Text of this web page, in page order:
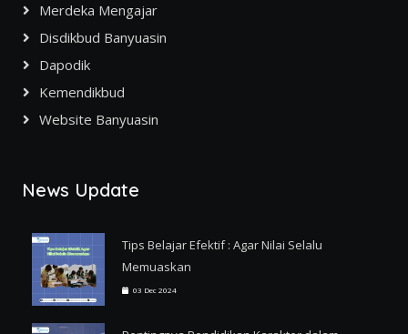
Merdeka Mengajar
Disdikbud Banyuasin
Dapodik
Kemendikbud
Website Banyuasin
News Update
Tips Belajar Efektif : Agar Nilai Selalu
Memuaskan
03 Dec 2024